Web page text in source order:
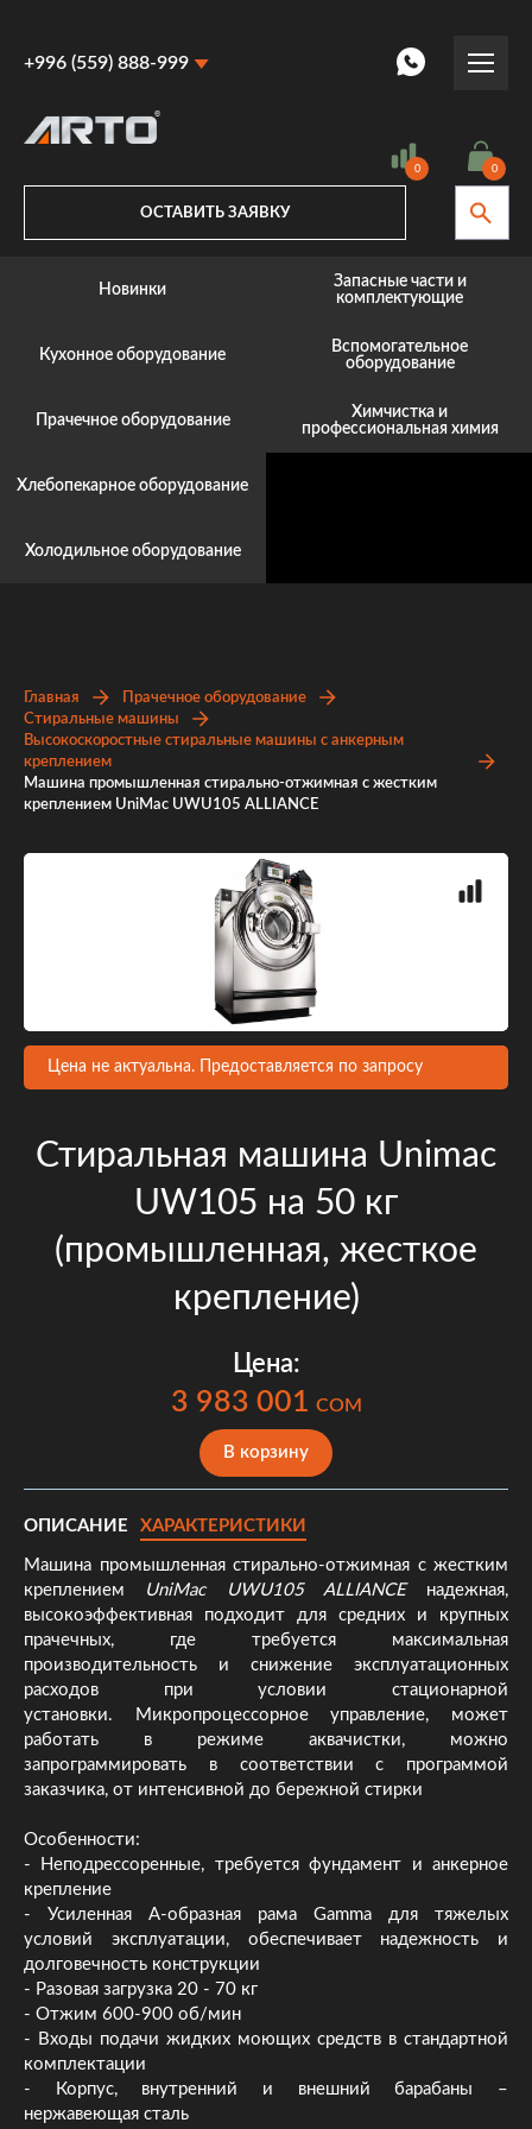
+996 (559) 888-999
+996 (559) 888-999
0 0
ОСТАВИТЬ ЗАЯВКУ
Новинки
Кухонное оборудование
Прачечное оборудование
Хлебопекарное оборудование
Холодильное оборудование
Запасные части и
комплектующие
Вспомогательное
оборудование
Химчистка и
профессиональная химия
Главная
Прачечное оборудование
Стиральные машины
Высокоскоростные стиральные машины с анкерным
креплением
Машина промышленная стирально-отжимная с жестким
креплением UniMac UWU105 ALLIANCE
Цена не актуальна. Предоставляется по запросу
Стиральная машина Unimac
UW105 на 50 кг
(промышленная, жесткое
крепление)
Цена:
3 983 001 COM
В корзину
ОПИСАНИЕ ХАРАКТЕРИСТИКИ
Машина промышленная стирально-отжимная с жестким
креплением
UniMac UWU105 ALLIANCEнадежная,
высокоэффективная подходит для средних и крупных
прачечных, где требуется максимальная
производительность и снижение эксплуатационных
расходов при условии стационарной
установки. Микропроцессорное управление, может
работать в режиме аквачистки, можно
запрограммировать в соответствии с программой
заказчика, от интенсивной до бережной стирки
Особенности:
- Неподрессоренные, требуется фундамент и анкерное
крепление
- Усиленная А-образная рама Gamma для тяжелых
условий эксплуатации, обеспечивает надежность и
долговечность конструкции
- Разовая загрузка 20 - 70 кг
- Отжим 600-900 об/мин
- Входы подачи жидких моющих средств в стандартной
комплектации
- Корпус, внутренний и внешний барабаны –
нержавеющая сталь